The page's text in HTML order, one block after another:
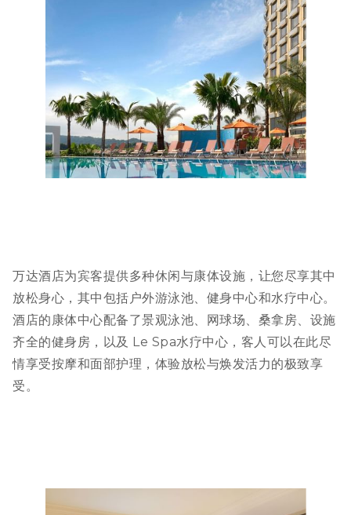
制
钮
将
新
面
的
内
容
万达酒店为宾客提供多种休闲与康体设施，让您尽享其中
放松身心，其中包括户外游泳池、健身中心和水疗中心。
酒店的康体中心配备了景观泳池、网球场、桑拿房、设施
齐全的健身房，以及 Le Spa水疗中心，客人可以在此尽
情享受按摩和面部护理，体验放松与焕发活力的极致享
受。